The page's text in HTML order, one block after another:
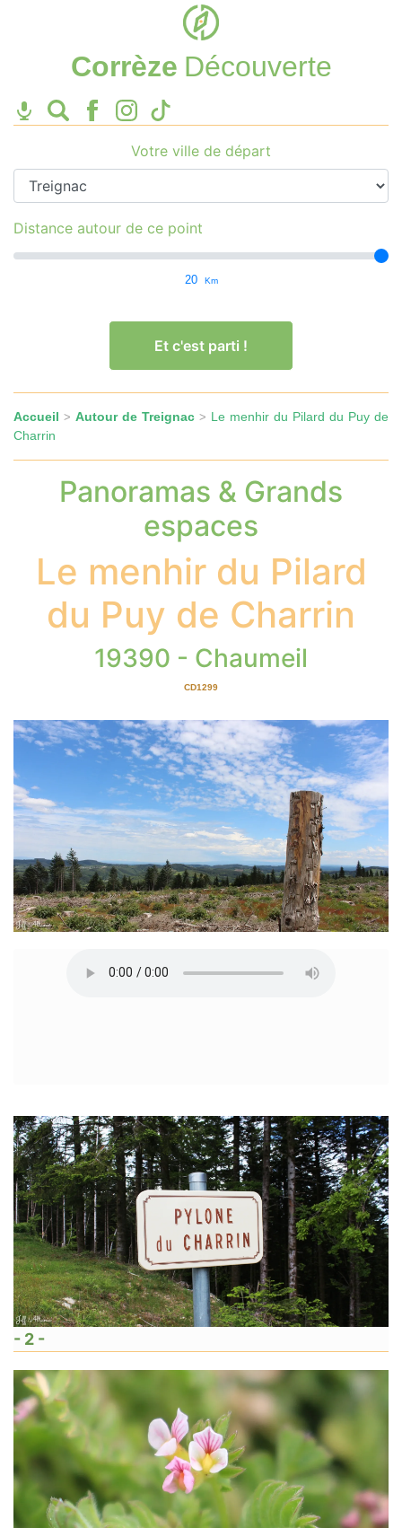
Corrèze Découverte
Votre ville de départ
Distance autour de ce point
20 Km
Et c'est parti !
Accueil > Autour de Treignac > Le menhir du Pilard du Puy de
Charrin
Panoramas & Grands
espaces
Le menhir du Pilard
du Puy de Charrin
19390 - Chaumeil
CD1299
- 2 -